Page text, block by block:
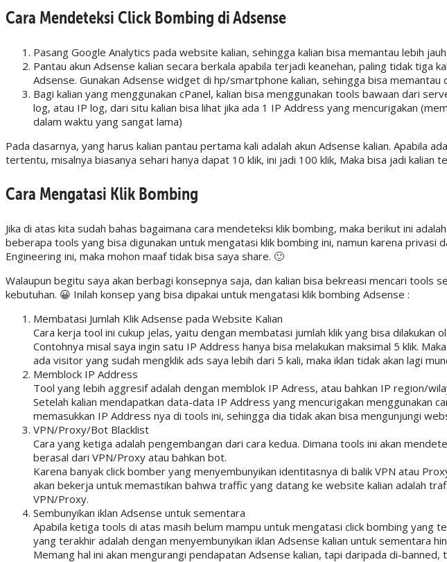
Cara Mendeteksi Click Bombing di Adsense
Pasang Google Analytics pada website kalian, sehingga kalian bisa memantau lebih
Pantau akun Adsense kalian secara berkala apabila terjadi keanehan, paling tidak tiga
Adsense. Gunakan Adsense widget di hp/smartphone kalian, sehingga bisa memantau
Bagi kalian yang menggunakan cPanel, kalian bisa menggunakan tools bawaan dari
log, atau IP log, dari situ kalian bisa lihat jika ada 1 IP Address yang mencurigakan
dalam waktu yang sangat lama)
Pada dasarnya, yang harus kalian pantau pertama kali adalah akun Adsense kalian. Apabila
tertentu, misalnya biasanya sehari hanya dapat 10 klik, ini jadi 100 klik, Maka bisa jadi kalian
Cara Mengatasi Klik Bombing
Jika di atas kita sudah bahas bagaimana cara mendeteksi klik bombing, maka berikut ini
beberapa tools yang bisa digunakan untuk mengatasi klik bombing ini, namun karena privasi
Engineering ini, maka mohon maaf tidak bisa saya share. 🙂
Walaupun begitu saya akan berbagi konsepnya saja, dan kalian bisa bekreasi mencari tools
kebutuhan. 😀 Inilah konsep yang bisa dipakai untuk mengatasi klik bombing Adsense :
Membatasi Jumlah Klik Adsense pada Website Kalian
Cara kerja tool ini cukup jelas, yaitu dengan membatasi jumlah klik yang bisa dilakukan
Contohnya misal saya ingin satu IP Address hanya bisa melakukan maksimal 5 klik.
ada visitor yang sudah mengklik ads saya lebih dari 5 kali, maka iklan tidak akan lagi
Memblock IP Address
Tool yang lebih aggresif adalah dengan memblok IP Adress, atau bahkan IP region/
Setelah kalian mendapatkan data-data IP Address yang mencurigakan menggunakan
memasukkan IP Address nya di tools ini, sehingga dia tidak akan bisa mengunjungi
VPN/Proxy/Bot Blacklist
Cara yang ketiga adalah pengembangan dari cara kedua. Dimana tools ini akan
berasal dari VPN/Proxy atau bahkan bot.
Karena banyak click bomber yang menyembunyikan identitasnya di balik VPN atau
akan bekerja untuk memastikan bahwa traffic yang datang ke website kalian adalah
VPN/Proxy.
Sembunyikan iklan Adsense untuk sementara
Apabila ketiga tools di atas masih belum mampu untuk mengatasi click bombing yang
yang terakhir adalah dengan menyembunyikan iklan Adsense kalian untuk sementara
Memang hal ini akan mengurangi pendapatan Adsense kalian, tapi daripada di-banned,